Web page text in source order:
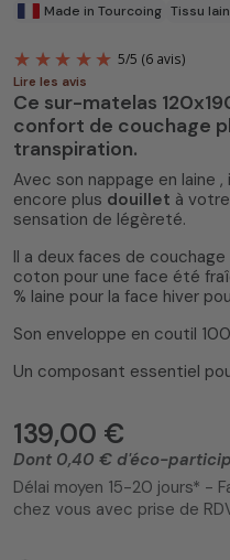
5/ 5 (6 avis)
Made in Tourcoing Tissu
Lire les avis
Ce sur-matelas
confort de couchage
transpiration.
Avec son nappage en laine
encore plus douillet à
sensation de légèreté.
Il a deux faces de
coton pour une face été
% laine pour la face hiver
Son enveloppe en coutil
Un composant essentiel
139,00 €
Dont 0,40 € d'éco-
Délai moyen 15-20 jours* -
chez vous avec prise de